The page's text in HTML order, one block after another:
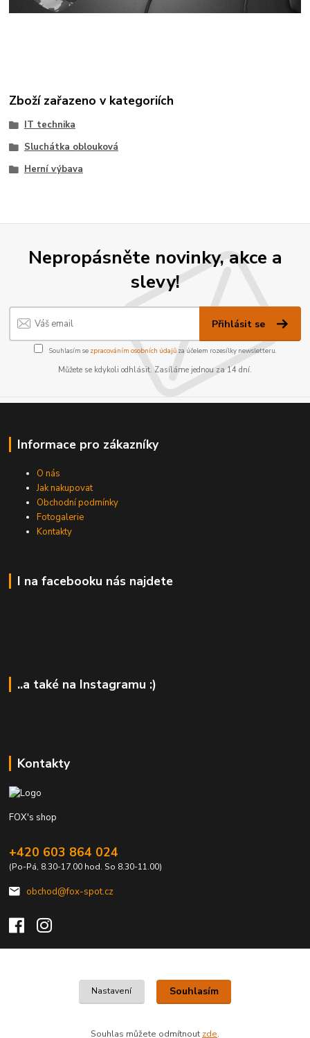
Zboží zařazeno v kategoriích
IT technika
Sluchátka oblouková
Herní výbava
Nepropásněte novinky, akce a
slevy!
Přihlásit se
Souhlasím se zpracováním osobních údajůza účelem rozesílky newsletteru.
Můžete se kdykoli odhlásit. Zasíláme jednou za 14 dní.
Informace pro zákazníky
O nás
Jak nakupovat
Obchodní podmínky
Fotogalerie
Kontakty
I na facebooku nás najdete
..a také na Instagramu :)
Kontakty
FOX's shop
+420 603 864 024
(Po-Pá, 8.30-17.00 hod. So 8.30-11.00)
obchod@fox-spot.cz
Upravit sběr cookies.
FOX's elektro z vašeho města
Nastavení Souhlasím
Souhlas můžete odmítnout zde.